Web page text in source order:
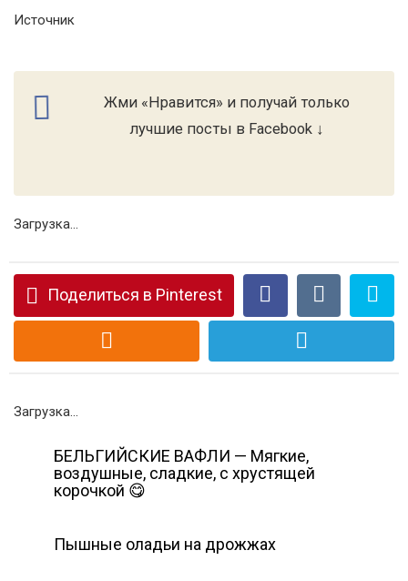
Источник
Жми «Нравится» и получай только
лучшие посты в Facebook ↓
Загрузка...
Поделиться в Pinterest
Загрузка...
БЕЛЬГИЙСКИЕ ВАФЛИ — Мягкие,
воздушные, сладкие, с хрустящей
корочкой 😋
Пышные оладьи на дрожжах